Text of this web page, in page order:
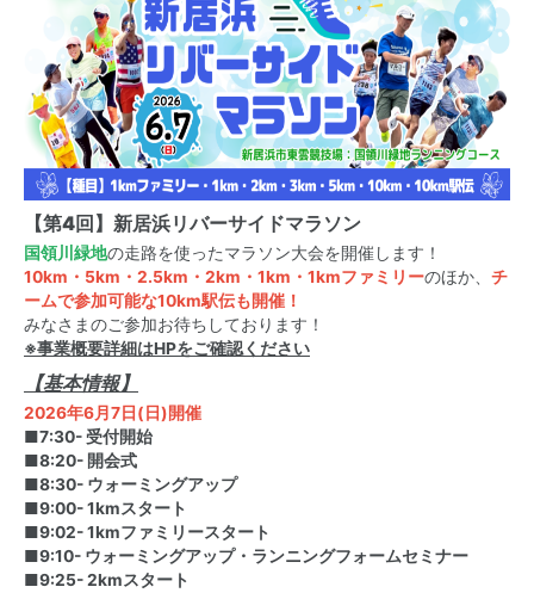
【第4回】新居浜リバーサイドマラソン
国領川緑地の走路を使ったマラソン大会を開催します！
10km・5km・2.5km・2km・1km・1kmファミリーのほか、 チ
ームで参加可能な10km駅伝も開催！
みなさまのご参加お待ちしております！
※事業概要詳細はHPをご確認ください
【基本情報】
2026年6月7日(日)開催
■7:30- 受付開始
■8:20- 開会式
■8:30- ウォーミングアップ
■9:00- 1kmスタート
■9:02- 1kmファミリースタート
■9:10- ウォーミングアップ・ランニングフォームセミナー
■9:25- 2kmスタート